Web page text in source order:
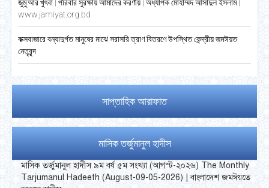
জুমু’আর খুৎবা | পরিবার সুরক্ষায় আমাদের করণীয় | অধ্যাপক মোহাম্মদ আসাদুল ইসলাম |
www.jamiyat.org.bd
কক্সবাজারে বন্যাদুর্গত মানুষের মাঝে সরাসরি ত্রাণ বিতরণে উপস্থিত কেন্দ্রীয় জমঈয়ত
নেতৃবৃন্দ
সাপ্তাহিক আরাফাত
মাসিক তর্জুমানুল হাদীস
মাসিক তর্জুমানুল হাদীস ৯ম বর্ষ ৫ম সংখ্যা (আগস্ট-২০২৬) The Monthly
Tarjumanul Hadeeth (August-09-05-2026) | বাংলাদেশ জমঈয়তে